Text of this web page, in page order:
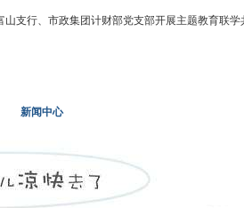
支行、市政集团计财部党支部开展主题教育联
新闻中心